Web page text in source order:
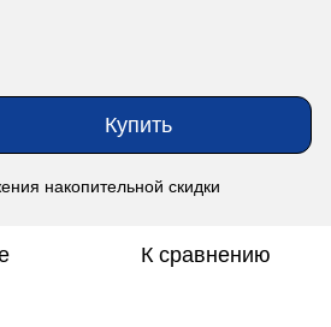
Купить
накопительной скидки
К сравнению